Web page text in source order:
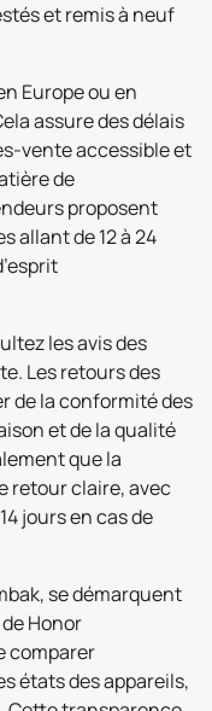
et remis à neuf
Europe ou en
assure des délais
vente accessible et
de
proposent
allant de 12 à 24
les avis des
Les retours des
de la conformité des
et de la qualité
que la
retour claire, avec
jours en cas de
se démarquent
Honor
comparer
états des appareils,